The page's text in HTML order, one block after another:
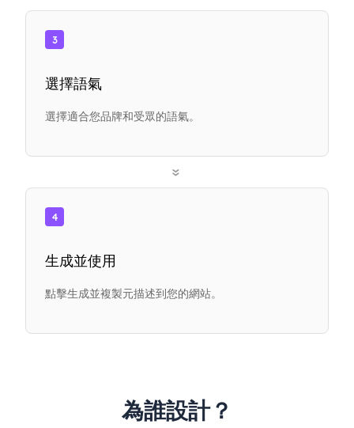
3
選擇語氣
選擇適合您品牌和受眾的語氣。
»
4
生成並使用
點擊生成並複製元描述到您的網站。
為誰設計？